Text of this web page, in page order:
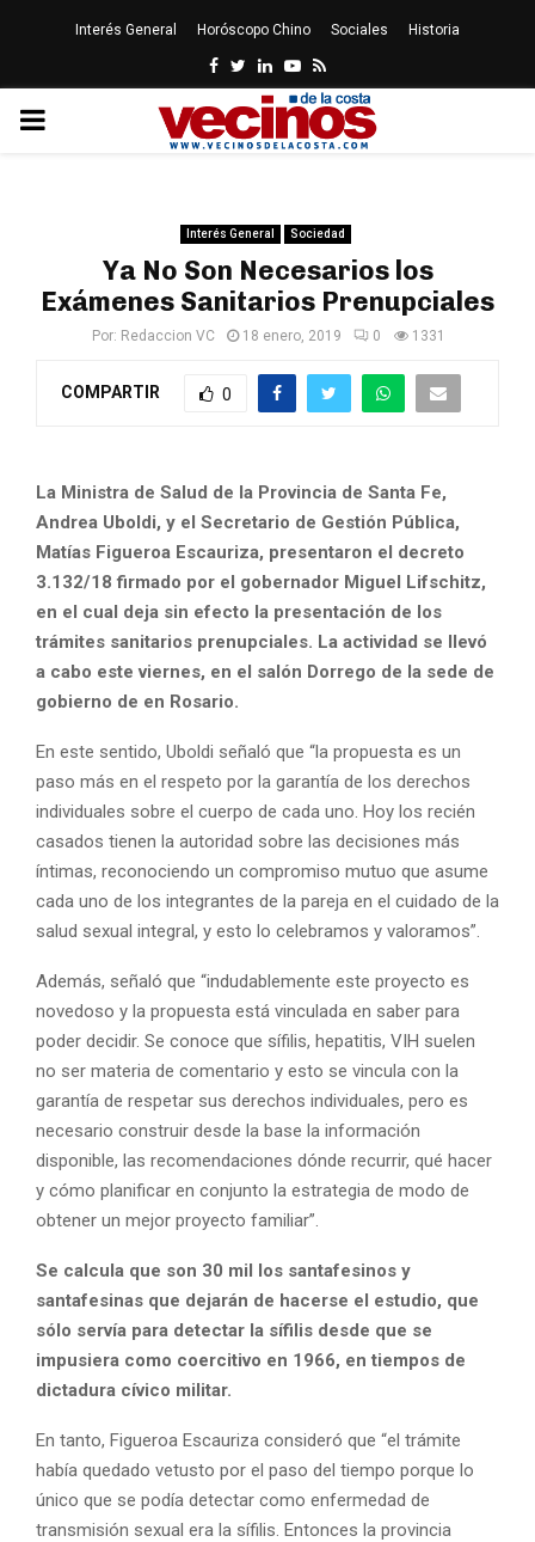
Interés General Horóscopo Chino Sociales Historia
Facebook
Twitter
LinkedinYoutube
Rss
PRIMARY
Interés General Sociedad
Ya No Son Necesarios los
Exámenes Sanitarios Prenupciales
Por: Redaccion VC 18 enero, 2019 0 1331
COMPARTIR 0
La Ministra de Salud de la Provincia de Santa Fe,
Andrea Uboldi, y el Secretario de Gestión Pública,
Matías Figueroa Escauriza, presentaron el decreto
3.132/18 firmado por el gobernador Miguel Lifschitz,
en el cual deja sin efecto la presentación de los
trámites sanitarios prenupciales. La actividad se llevó
a cabo este viernes, en el salón Dorrego de la sede de
gobierno de en Rosario.
En este sentido, Uboldi señaló que “la propuesta es un
paso más en el respeto por la garantía de los derechos
individuales sobre el cuerpo de cada uno. Hoy los recién
casados tienen la autoridad sobre las decisiones más
íntimas, reconociendo un compromiso mutuo que asume
cada uno de los integrantes de la pareja en el cuidado de la
salud sexual integral, y esto lo celebramos y valoramos”.
Además, señaló que “indudablemente este proyecto es
novedoso y la propuesta está vinculada en saber para
poder decidir. Se conoce que sífilis, hepatitis, VIH suelen
no ser materia de comentario y esto se vincula con la
garantía de respetar sus derechos individuales, pero es
necesario construir desde la base la información
disponible, las recomendaciones dónde recurrir, qué hacer
y cómo planificar en conjunto la estrategia de modo de
obtener un mejor proyecto familiar”.
Se calcula que son 30 mil los santafesinos y
santafesinas que dejarán de hacerse el estudio, que
sólo servía para detectar la sífilis desde que se
impusiera como coercitivo en 1966, en tiempos de
dictadura cívico militar.
En tanto, Figueroa Escauriza consideró que “el trámite
había quedado vetusto por el paso del tiempo porque lo
único que se podía detectar como enfermedad de
transmisión sexual era la sífilis. Entonces la provincia